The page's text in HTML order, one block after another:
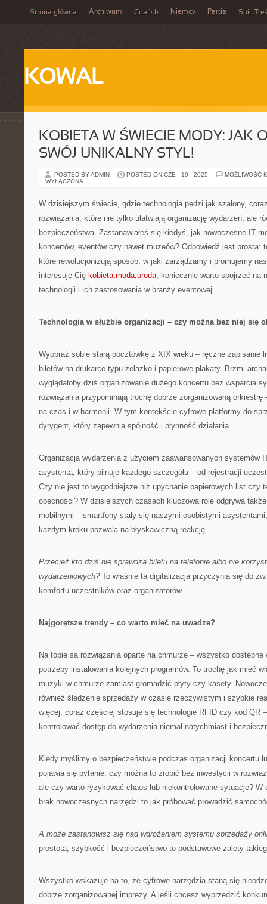
Strona główna Archiwum Gdańsk Niemcy Partia Spis
KOWAL
KOBIETA W ŚWIECIE MODY: JAK
SWÓJ UNIKALNY STYL!
POSTED BY ADMIN POSTED ON CZE - 19 - 2025
MOŻLIWOŚĆ
WYŁĄCZONA
W dzisiejszym świecie, gdzie technologia pędzi jak szalony,
rozwiązania, które nie tylko ułatwiają organizację wydarzeń, ale
bezpieczeństwa. Zastanawiałeś się kiedyś, jak nowoczesne IT
koncertów, eventów czy nawet muzeów? Odpowiedź jest prosta:
które rewolucjonizują sposób, w jaki zarządzamy i promujemy
interesuje Cię kobieta,moda,uroda, koniecznie warto spojrzeć na
technologii i ich zastosowania w branży eventowej.
Technologia w służbie organizacji – czy można bez niej się
Wyobraź sobie starą pocztówkę z XIX wieku – ręczne zapisanie
biletów na drukarce typu żelazko i papierowe plakaty. Brzmi
wyglądałoby dziś organizowanie dużego koncertu bez wsparcia
rozwiązania przypominają trochę dobrze zorganizowaną
na czas i w harmonii. W tym kontekście cyfrowe platformy do
dyrygent, który zapewnia spójność i płynność działania.
Organizacja wydarzenia z użyciem zaawansowanych systemów
asystenta, który pilnuje każdego szczegółu – od rejestracji
Czy nie jest to wygodniejsze niż upychanie papierowych list czy
obecności? W dzisiejszych czasach kluczową rolę odgrywa
mobilnymi – smartfony stały się naszymi osobistymi
każdym kroku pozwala na błyskawiczną reakcję.
Przecież kto dziś nie sprawdza biletu na telefonie albo nie
wydarzeniowych? To właśnie ta digitalizacja przyczynia się do
komfortu uczestników oraz organizatorów.
Najgorętsze trendy – co warto mieć na uwadze?
Na topie są rozwiązania oparte na chmurze – wszystko
potrzeby instalowania kolejnych programów. To trochę jak mieć
muzyki w chmurze zamiast gromadzić płyty czy kasety.
również śledzenie sprzedaży w czasie rzeczywistym i szybkie
więcej, coraz częściej stosuje się technologie RFID czy kod QR
kontrolować dostęp do wydarzenia niemal natychmiast i
Kiedy myślimy o bezpieczeństwie podczas organizacji koncertu
pojawia się pytanie: czy można to zrobić bez inwestycji w
ale czy warto ryzykować chaos lub niekontrolowane sytuacje? W
brak nowoczesnych narzędzi to jak próbować prowadzić
A może zastanowisz się nad wdrożeniem systemu sprzedaży
prostota, szybkość i bezpieczeństwo to podstawowe zalety
Wszystko wskazuje na to, że cyfrowe narzędzia staną się
dobrze zorganizowanej imprezy. A jeśli chcesz wyprzedzić